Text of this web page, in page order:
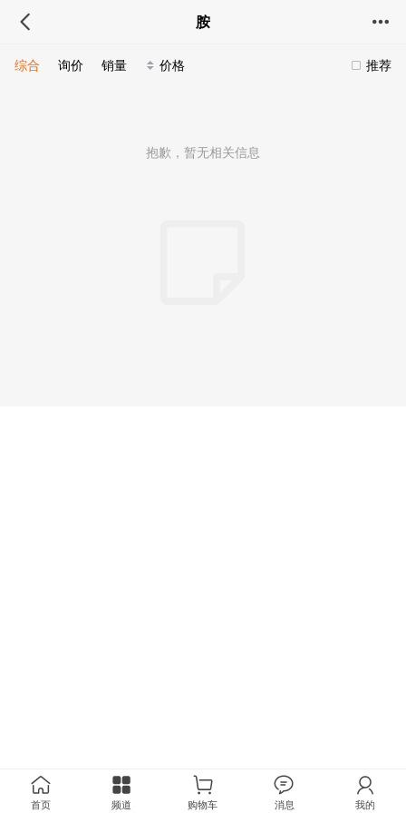
胺
推荐
综合 询价 销量 价格
抱歉，暂无相关信息
首页 频道 购物车 消息 我的